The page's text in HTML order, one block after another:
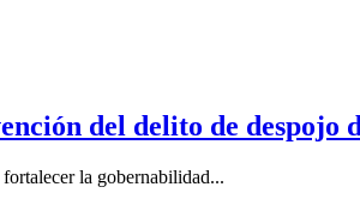
del delito de
la gobernabilidad...